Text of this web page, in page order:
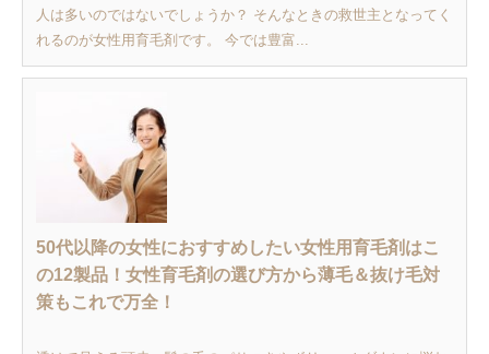
人は多いのではないでしょうか？ そんなときの救世主となってく
れるのが女性用育毛剤です。 今では豊富...
50代以降の女性におすすめしたい女性用育毛剤はこ
の12製品！女性育毛剤の選び方から薄毛＆抜け毛対
策もこれで万全！